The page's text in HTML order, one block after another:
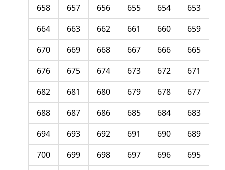
653
654
655
656
657
658
659
660
661
662
663
664
665
666
667
668
669
670
671
672
673
674
675
676
677
678
679
680
681
682
683
684
685
686
687
688
689
690
691
692
693
694
695
696
697
698
699
700